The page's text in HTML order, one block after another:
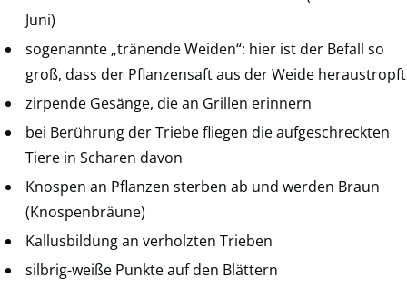
Juni)
sogenannte „tränende Weiden“: hier ist der Befall so
groß, dass der Pflanzensaft aus der Weide heraustropft
zirpende Gesänge, die an Grillen erinnern
bei Berührung der Triebe fliegen die aufgeschreckten
Tiere in Scharen davon
Knospen an Pflanzen sterben ab und werden Braun
(Knospenbräune)
Kallusbildung an verholzten Trieben
silbrig-weiße Punkte auf den Blättern